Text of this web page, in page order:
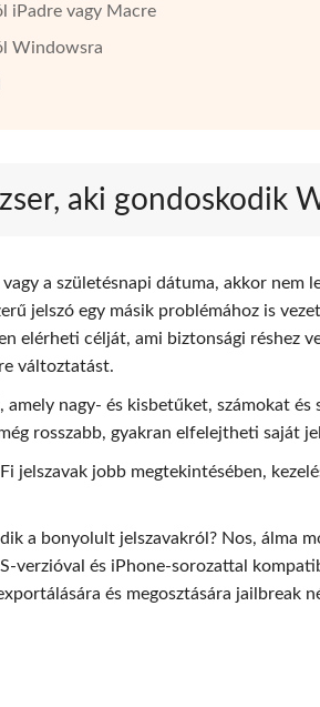
iPadre vagy Macre
Windowsra
aki gondoskodik
a születésnapi dátuma, akkor nem
jelszó egy másik problémához is
elérheti célját, ami biztonsági réshez
változtatást.
nagy- és kisbetűket, számokat
rosszabb, gyakran elfelejtheti saját
jelszavak jobb megtekintésében,
a bonyolult jelszavakról? Nos, álma
verzióval és iPhone-sorozattal
és megosztására jailbreak